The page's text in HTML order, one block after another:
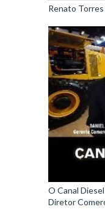
Renato
O Canal
Diretor